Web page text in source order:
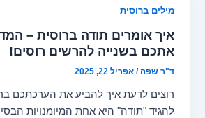
מילים ברוסית
איך אומרים תודה ברוסית –
אתכם בשנייה להרשים רוסים!
ד"ר שפה/אפריל 22, 2025
רוצים לדעת איך להביע את הערכתכם
להגיד "תודה" היא אחת המיומנויות